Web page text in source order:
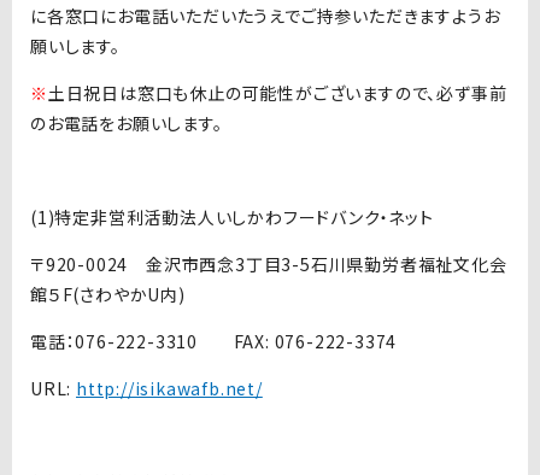
に各窓口にお電話いただいたうえでご持参いただきますようお
願いします。
※土日祝日は窓口も休止の可能性がございますので、必ず事前
のお電話をお願いします。
(1)特定非営利活動法人いしかわフードバンク・ネット
〒920-0024 金沢市西念3丁目3-5石川県勤労者福祉文化会
館５F(さわやかU内)
電話：076-222-3310 FAX: 076-222-3374
URL: http://isikawafb.net/